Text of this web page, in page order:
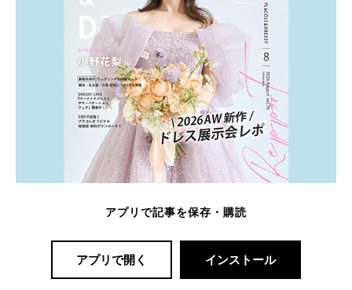
アプリで記事を保存・購読
アプリで開く インストール